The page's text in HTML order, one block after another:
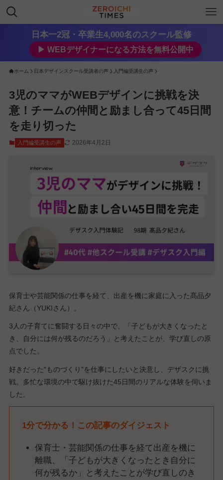
日本一2冠・卒業生4,000名のスクール監修
▶︎ WEBデザイナーになる方法を無料公開中
ホーム 日本デザインスクール受講者の声 入門編受講生の声
3児のママがWEBデザインに挑戦を決
意！チームの仲間と励まし合って45日間
を走り切った
入門編受講生の声 2026年4月2日
保育士や芸能関係の仕事を経て、出産を機に家庭に入った髙品夕
紀さん（YUKIさん）。
3人の子育てに奮闘する日々の中で、「子どもが大きくなったと
き、自分には何が残るのだろう」と考えたことが、学び直しの原
点でした。
好きだった“ものづくり”を仕事にしたいと決意し、デザスクに挑
戦。多忙な環境の中で駆け抜けた45日間のリアルな体験を伺いま
した。
1分で分かる！この記事のダイジェスト
保育士・芸能関係の仕事を経て出産を機に
離職、「子どもが大きくなったとき自分に
何が残るか」と考えたことが学び直しのき